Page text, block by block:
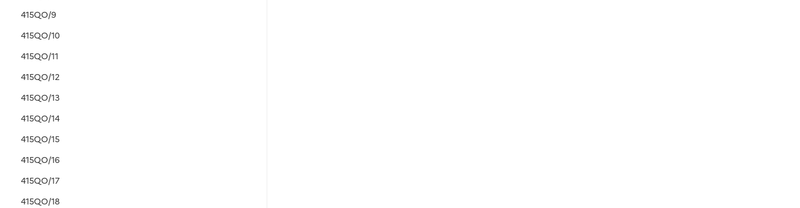
415QO/9
415QO/10
415QO/11
415QO/12
415QO/13
415QO/14
415QO/15
415QO/16
415QO/17
415QO/18